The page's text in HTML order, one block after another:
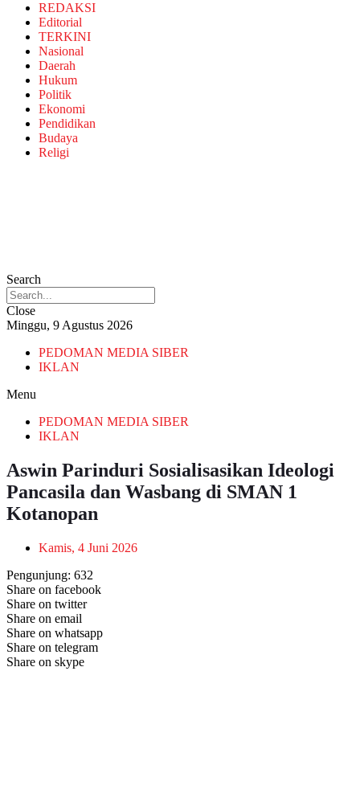
REDAKSI
Editorial
TERKINI
Nasional
Daerah
Hukum
Politik
Ekonomi
Pendidikan
Budaya
Religi
Search
Close
Minggu, 9 Agustus 2026
PEDOMAN MEDIA SIBER
IKLAN
Menu
PEDOMAN MEDIA SIBER
IKLAN
Aswin Parinduri Sosialisasikan Ideologi
Pancasila dan Wasbang di SMAN 1
Kotanopan
Kamis, 4 Juni 2026
Pengunjung: 632
Share on facebook
Share on twitter
Share on email
Share on whatsapp
Share on telegram
Share on skype